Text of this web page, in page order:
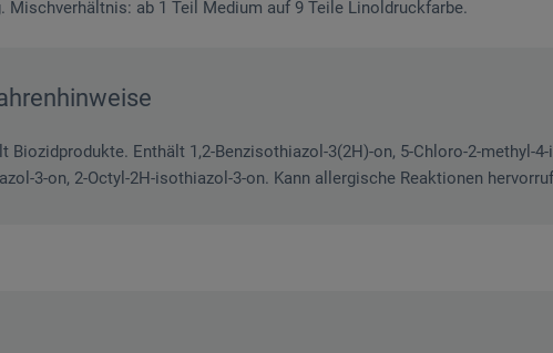
Mischverhältnis: ab 1 Teil Medium auf 9 Teile Linoldruckfarbe.
Biozidprodukte. Enthält 1,2-Benzisothiazol-3(2H)-on, 5-Chloro-2-methyl-
3-on, 2-Octyl-2H-isothiazol-3-on. Kann allergische Reaktionen